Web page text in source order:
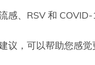
、RSV 和
，可以帮助您感觉